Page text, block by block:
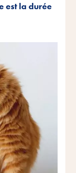
est la durée